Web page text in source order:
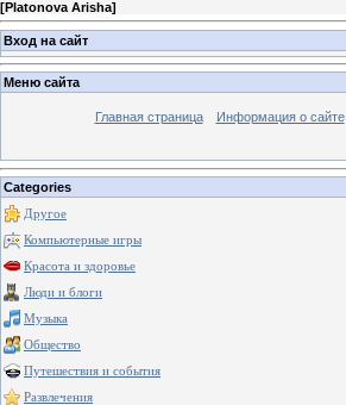
[Platonova Arisha]
Вход на сайт
Меню сайта
Главная страница Информация о сайте
Categories
Другое
Компьютерные игры
Красота и здоровье
Люди и блоги
Музыка
Общество
Путешествия и события
Развлечения